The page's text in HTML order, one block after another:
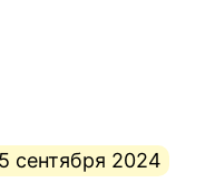
сентября 2024